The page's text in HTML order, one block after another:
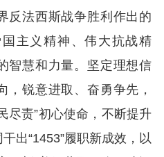
反法西斯战争胜利作出的
主义精神、伟大抗战精
智慧和力量。坚定理想信
，锐意进取、奋勇争先，
尽责”初心使命，不断提升
出“1453”履职新成效，以